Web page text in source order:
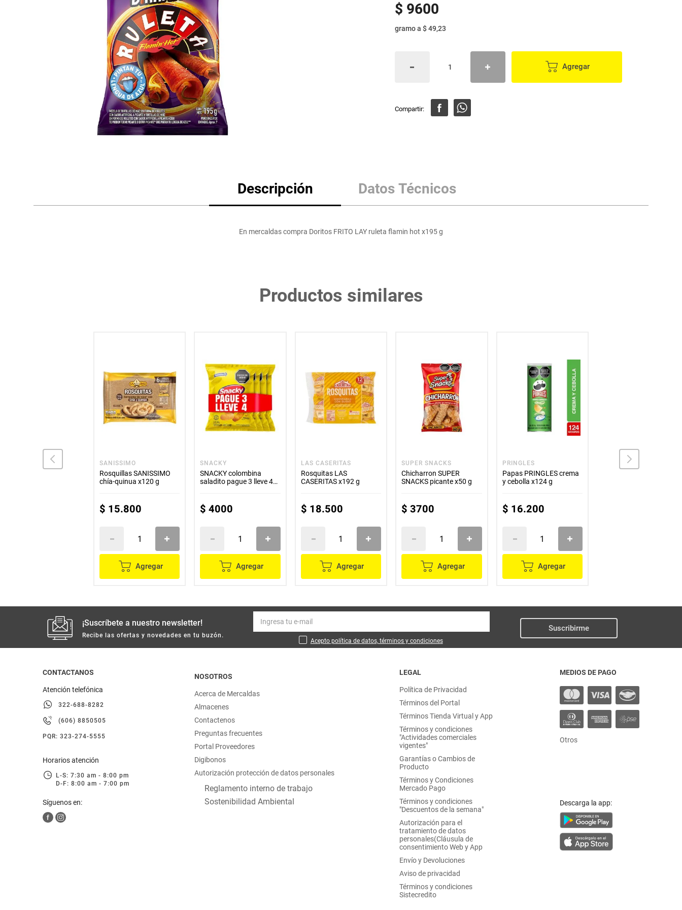
lácteos y refrigerados
otros
$ 9600
gramoa $ 49,23
Agregar
Descripción Datos Técnicos
En mercaldas compra Doritos FRITO LAY ruleta flamin hot x195 g
Productos similares
SANISSIMO
Rosquillas SANISSIMO
chía-quinua x120 g
$ 15.800
Agregar
SNACKY
SNACKY colombina
saladito pague 3 lleve 4
$ 4000
Agregar
LAS CASERITAS
Rosquitas LAS
CASERITAS x192 g
$ 18.500
Agregar
SUPER SNACKS
Chicharron SUPER
SNACKS picante x50 g
$ 3700
Agregar
PRINGLES
Papas PRINGLES crema
y cebolla x124 g
$ 16.200
Agregar
TURBANA
¡Suscríbete a nuestro newsletter!
Recibe las ofertas y novedades en tu buzón.
Acepto política de datos, términos y condiciones
Suscribirme
CONTACTANOS
Atención telefónica
322-688-8282
(606) 8850505
PQR: 323-274-5555
Horarios atención
L-S: 7:30 am - 8:00 pm
D-F: 8:00 am - 7:00 pm
Síguenos en:
NOSOTROS
Acerca de Mercaldas
Almacenes
Contactenos
Preguntas frecuentes
Portal Proveedores
Digibonos
Autorización protección de datos personales
Reglamento interno de trabajo
Sostenibilidad Ambiental
LEGAL
Política de Privacidad
Términos del Portal
Términos Tienda Virtual y App
Términos y condiciones
"Actividades comerciales
vigentes"
Garantías o Cambios de
Producto
Términos y Condiciones
Mercado Pago
Términos y condiciones
"Descuentos de la semana"
Autorización para el
tratamiento de datos
personales(Cláusula de
consentimiento Web y App
Envío y Devoluciones
Aviso de privacidad
Términos y condiciones
Sistecredito
MEDIOS DE PAGO
Otros
Descarga la app:
Arroz